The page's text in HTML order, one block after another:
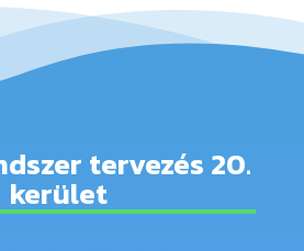
tervezés 20.
kerület